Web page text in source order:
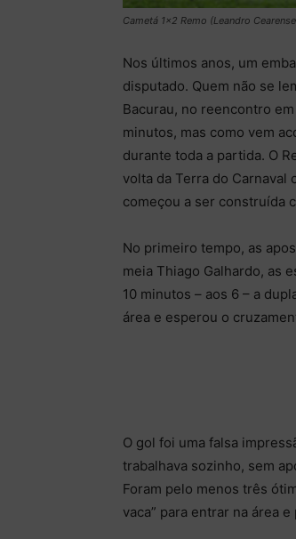
Cametá 1x2 Remo (Leandro
Nos últimos anos, um
disputado. Quem não se
Bacurau, no reencontro
minutos, mas como vem
durante toda a partida. O
volta da Terra do Carnaval
começou a ser construída
No primeiro tempo, as
meia Thiago Galhardo, as
10 minutos – aos 6 – a
área e esperou o
O gol foi uma falsa
trabalhava sozinho, sem
Foram pelo menos três
vaca” para entrar na área